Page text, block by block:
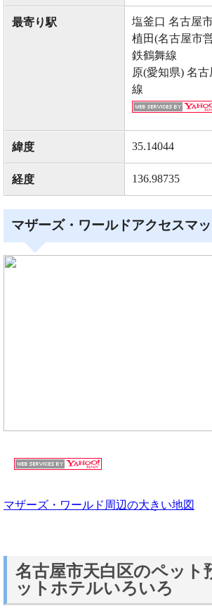
最寄り駅
塩釜口 名古屋
植田(名古屋市
鉄鶴舞線
原(愛知県) 名
線
緯度 35.14044
経度 136.98735
マザーズ・ワールドアクセスマ
マザーズ・ワールド周辺の大きい地図
名古屋市天白区のペット
ットホテルいろいろ